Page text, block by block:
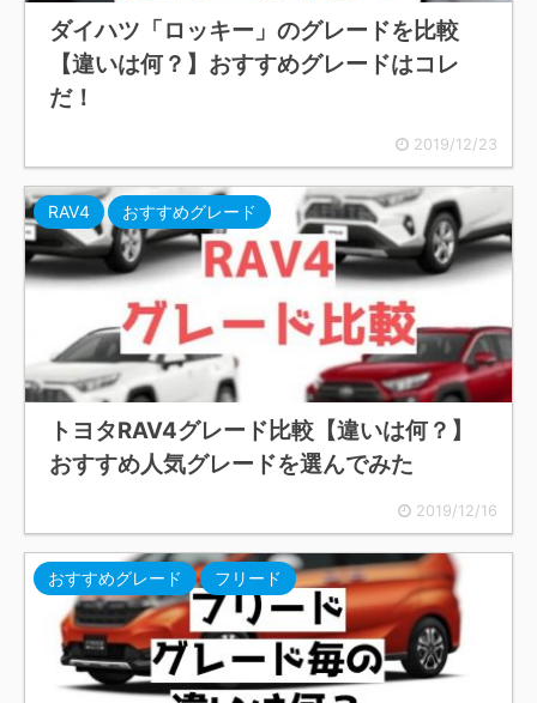
ダイハツ「ロッキー」のグレードを比較
【違いは何？】おすすめグレードはコレ
だ！
2019/12/23
RAV4 おすすめグレード
トヨタRAV4グレード比較【違いは何？】
おすすめ人気グレードを選んでみた
2019/12/16
おすすめグレード フリード